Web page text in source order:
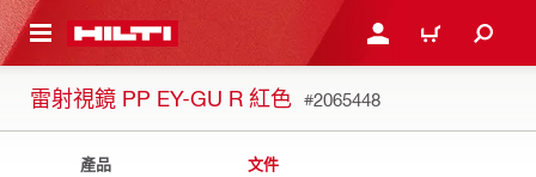
主要內容 登入或註冊購物車
雷射視鏡 PP EY-GU R 紅色 #2065448
產品 文件